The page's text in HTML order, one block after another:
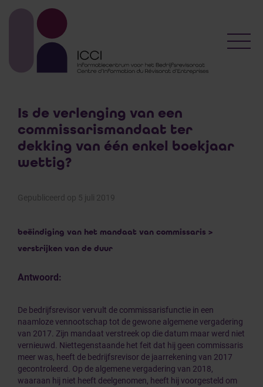
Is de verlenging van een
commissarismandaat ter
dekking van één enkel boekjaar
wettig?
Gepubliceerd op 5 juli 2019
beëindiging van het mandaat van commissaris >
verstrijken van de duur
Antwoord:
De bedrijfsrevisor vervult de commissarisfunctie in een
naamloze vennootschap tot de gewone algemene vergadering
van 2017. Zijn mandaat verstreek op die datum maar werd niet
vernieuwd. Niettegenstaande het feit dat hij geen commissaris
meer was, heeft de bedrijfsrevisor de jaarrekening van 2017
gecontroleerd. Op de algemene vergadering van 2018,
waaraan hij niet heeft deelgenomen, heeft hij voorgesteld om